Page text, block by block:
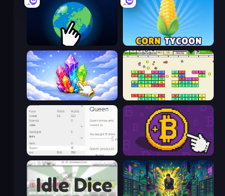
Planet Clicker 2 Corn Tycoon
Crystalia Idle Clicker Idle Breakout
Idle Ants Money Maker